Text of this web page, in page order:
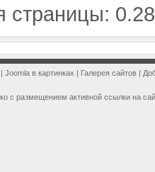
страницы:
| Joomla в картинках | Галерея сайтов |
с размещением активной ссылки на